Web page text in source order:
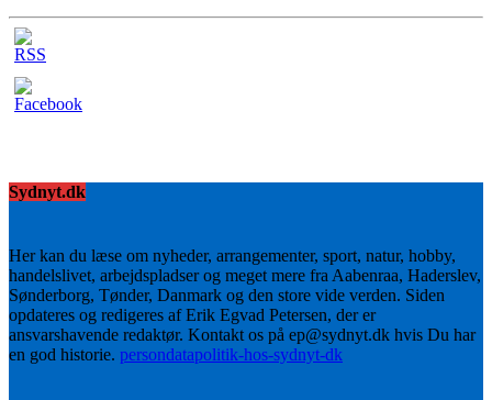
Sydnyt.dk
Her kan du læse om nyheder, arrangementer, sport, natur, hobby,
handelslivet, arbejdspladser og meget mere fra Aabenraa, Haderslev,
Sønderborg, Tønder, Danmark og den store vide verden. Siden
opdateres og redigeres af Erik Egvad Petersen, der er
ansvarshavende redaktør. Kontakt os på ep@sydnyt.dk hvis Du har
en god historie. persondatapolitik-hos-sydnyt-dk